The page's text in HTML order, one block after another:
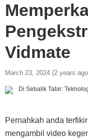
Vidmate
March 23, 2024 (2 years
Pernahkah anda
mengambil video